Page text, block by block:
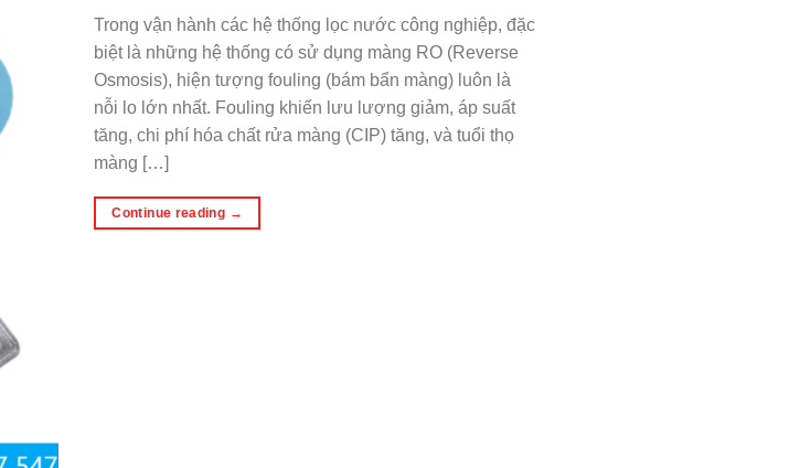
Trong vận hành các hệ thống lọc nước công nghiệp, đặc
biệt là những hệ thống có sử dụng màng RO (Reverse
Osmosis), hiện tượng fouling (bám bẩn màng) luôn là
nỗi lo lớn nhất. Fouling khiến lưu lượng giảm, áp suất
tăng, chi phí hóa chất rửa màng (CIP) tăng, và tuổi thọ
màng […]
Continue reading →